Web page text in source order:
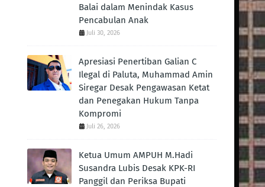
Balai dalam Menindak Kasus
Pencabulan Anak
Juli 30, 2026
Apresiasi Penertiban Galian C
Ilegal di Paluta, Muhammad Amin
Siregar Desak Pengawasan Ketat
dan Penegakan Hukum Tanpa
Kompromi
Juli 26, 2026
Ketua Umum AMPUH M.Hadi
Susandra Lubis Desak KPK-RI
Panggil dan Periksa Bupati